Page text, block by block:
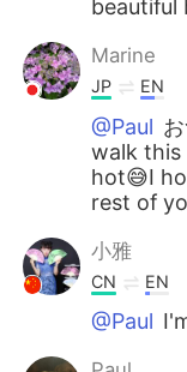
beautiful
Marine
JP EN
@Paul
walk
hot😅I
rest of
小雅
CN EN
@Paul